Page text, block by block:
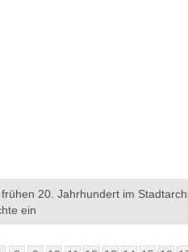
20. Jahrhundert im
ein